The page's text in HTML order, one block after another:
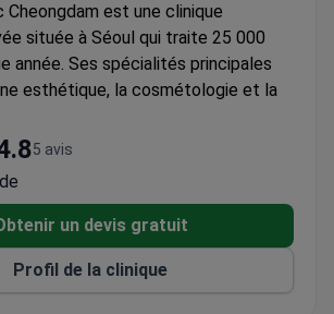
Cheongdam est une clinique
située à Séoul qui traite 25 000
année. Ses spécialités principales
esthétique, la cosmétologie et la
par la Korean Association
and Trichology (KALDAT).
du Canada et d'Australie.
laser avancés et des outils
modernes.
spécialistes perfectionne ses
5 avis
un devis gratuit
Profil de la clinique